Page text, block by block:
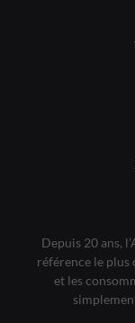
Depuis 20 ans,
référence le plus
et les